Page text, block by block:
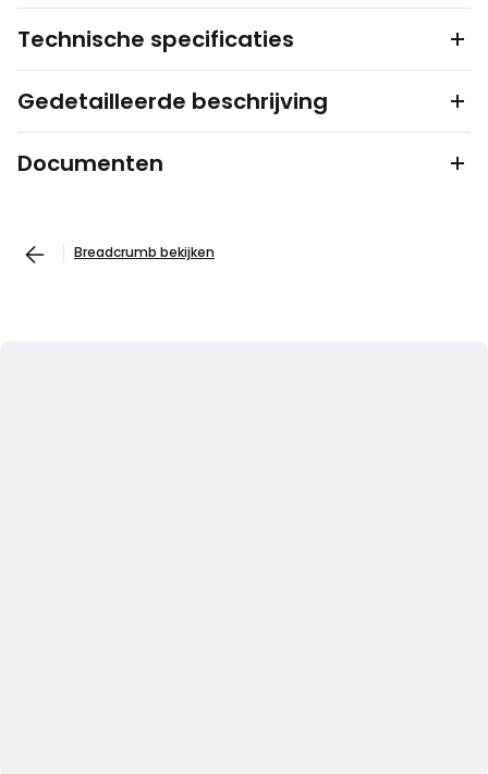
Technische specificaties
Gedetailleerde beschrijving
Documenten
Breadcrumb bekijken